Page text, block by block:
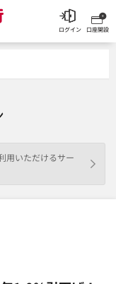
ドコモの銀行 ドコモ
口座開設
ログイン
用いただけるサー